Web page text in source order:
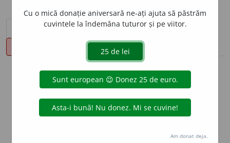
sinteza definițiilor (1) definiții (16)
declinări
info
Aceste definiții sunt compilate de
echipa dexonline. Definițiile
originale se află pe filadefiniții.
Puteți reordona filele pe pagina de
Cu o mică donație aniversară ne-ați ajuta să păstrăm
cuvintele la îndemâna tuturor și pe viitor.
Am donat deja.